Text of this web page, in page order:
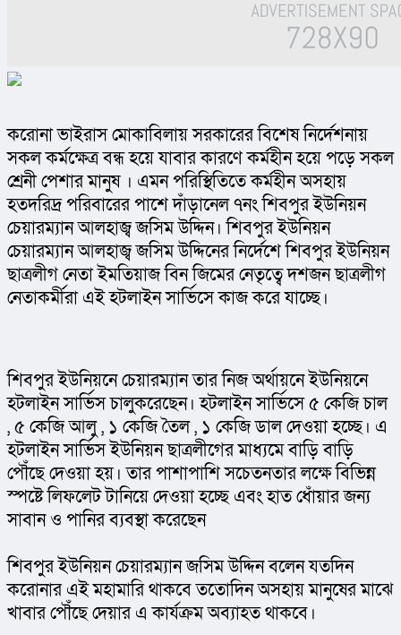
করোনা ভাইরাস মোকাবিলায় সরকারের বিশেষ নির্দেশনায়
সকল কর্মক্ষেত্র বন্ধ হয়ে যাবার কারণে কর্মহীন হয়ে পড়ে সকল
শ্রেনী পেশার মানুষ । এমন পরিস্থিতিতে কর্মহীন অসহায়
হতদরিদ্র পরিবারের পাশে দাঁড়ানেল ৭নং শিবপুর ইউনিয়ন
চেয়ারম্যান আলহাজ্ব জসিম উদ্দিন। শিবপুর ইউনিয়ন
চেয়ারম্যান আলহাজ্ব জসিম উদ্দিনের নির্দেশে শিবপুর ইউনিয়ন
ছাত্রলীগ নেতা ইমতিয়াজ বিন জিমের নেতৃত্বে দশজন ছাত্রলীগ
নেতাকর্মীরা এই হটলাইন সার্ভিসে কাজ করে যাচ্ছে।
শিবপুর ইউনিয়নে চেয়ারম্যান তার নিজ অর্থায়নে ইউনিয়নে
হটলাইন সার্ভিস চালুকরেছেন। হটলাইন সার্ভিসে ৫ কেজি চাল
, ৫ কেজি আলু , ১ কেজি তৈল , ১ কেজি ডাল দেওয়া হচ্ছে। এ
হটলাইন সার্ভিস ইউনিয়ন ছাত্রলীগের মাধ্যমে বাড়ি বাড়ি
পৌঁছে দেওয়া হয়। তার পাশাপাশি সচেতনতার লক্ষে বিভিন্ন
স্পষ্টে লিফলেট টানিয়ে দেওয়া হচ্ছে এবং হাত ধোঁয়ার জন্য
সাবান ও পানির ব্যবস্থা করেছেন
শিবপুর ইউনিয়ন চেয়ারম্যান জসিম উদ্দিন বলেন যতদিন
করোনার এই মহামারি থাকবে ততোদিন অসহায় মানুষের মাঝে
খাবার পৌঁছে দেয়ার এ কার্যক্রম অব্যাহত থাকবে।